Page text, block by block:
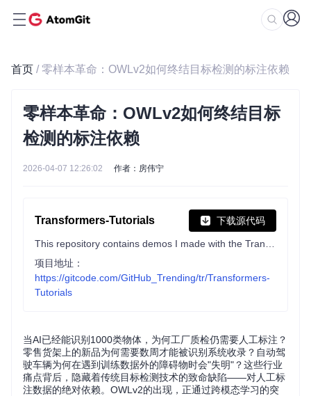
首页 / 零样本革命：OWLv2如何终结目标检测的标注依赖
零样本革命：OWLv2如何终结目标
检测的标注依赖
2026-04-07 12:26:02 作者：房伟宁
Transformers-Tutorials 下载源代码
项目地址：
https://gitcode.com/GitHub_Trending/tr/Transformers-
Tutorials
当AI已经能识别1000类物体，为何工厂质检仍需要人工标注？
零售货架上的新品为何需要数周才能被识别系统收录？自动驾
驶车辆为何在遇到训练数据外的障碍物时会"失明"？这些行业
痛点背后，隐藏着传统目标检测技术的致命缺陷——对人工标
注数据的绝对依赖。OWLv2的出现，正通过跨模态学习的突